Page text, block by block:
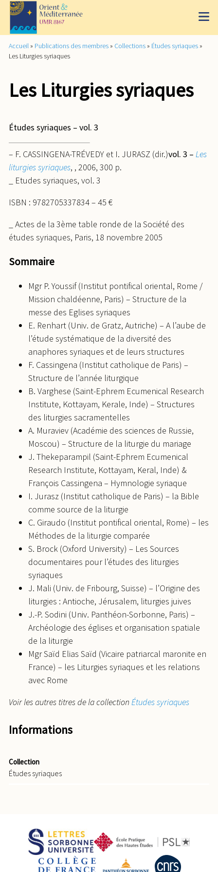
Accueil » Publications des membres » Collections » Études syriaques »
Les Liturgies syriaques
Les Liturgies syriaques
Études syriaques – vol. 3
– F. CASSINGENA-TRÉVEDY et I. JURASZ (dir.)vol. 3 – Les
liturgies syriaques, , 2006, 300 p.
_ Etudes syriaques, vol. 3
ISBN : 9782705337834 – 45 €
_ Actes de la 3ème table ronde de la Société des
études syriaques, Paris, 18 novembre 2005
Sommaire
Mgr P. Youssif (Institut pontifical oriental, Rome /
Mission chaldéenne, Paris) – Structure de la
messe des Eglises syriaques
E. Renhart (Univ. de Gratz, Autriche) – A l’aube de
l’étude systématique de la diversité des
anaphores syriaques et de leurs structures
F. Cassingena (Institut catholique de Paris) –
Structure de l’année liturgique
B. Varghese (Saint-Ephrem Ecumenical Research
Institute, Kottayam, Kerale, Inde) – Structures
des liturgies sacramentelles
A. Muraviev (Académie des sciences de Russie,
Moscou) – Structure de la liturgie du mariage
J. Thekeparampil (Saint-Ephrem Ecumenical
Research Institute, Kottayam, Keral, Inde) &
François Cassingena – Hymnologie syriaque
I. Jurasz (Institut catholique de Paris) – la Bible
comme source de la liturgie
C. Giraudo (Institut pontifical oriental, Rome) – les
Méthodes de la liturgie comparée
S. Brock (Oxford University) – Les Sources
documentaires pour l’études des liturgies
syriaques
J. Mali (Univ. de Fribourg, Suisse) – l’Origine des
liturgies : Antioche, Jérusalem, liturgies juives
J.-P. Sodini (Univ. Panthéon-Sorbonne, Paris) –
Archéologie des églises et organisation spatiale
de la liturgie
Mgr Saïd Elias Saïd (Vicaire patriarcal maronite en
France) – les Liturgies syriaques et les relations
avec Rome
Voir les autres titres de la collection Études syriaques
Informations
Collection
Études syriaques